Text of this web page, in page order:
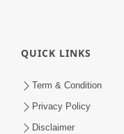
QUICK LINKS
Term & Condition
Privacy Policy
Disclaimer